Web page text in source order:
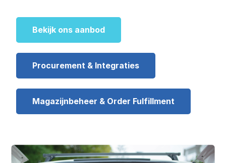
Bekijk ons aanbod
Procurement & Integraties
Magazijnbeheer & Order Fulfillment